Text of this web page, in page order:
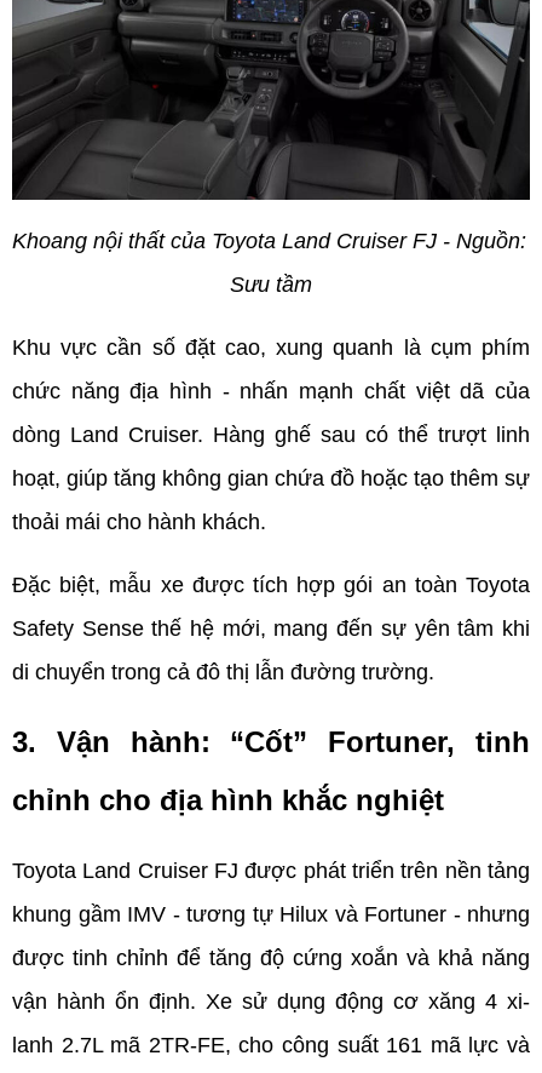
Khoang nội thất của Toyota Land Cruiser FJ - Nguồn:
Sưu tầm
Khu vực cần số đặt cao, xung quanh là cụm phím
chức năng địa hình - nhấn mạnh chất việt dã của
dòng Land Cruiser. Hàng ghế sau có thể trượt linh
hoạt, giúp tăng không gian chứa đồ hoặc tạo thêm sự
thoải mái cho hành khách.
Đặc biệt, mẫu xe được tích hợp gói an toàn Toyota
Safety Sense thế hệ mới, mang đến sự yên tâm khi
di chuyển trong cả đô thị lẫn đường trường.
3. Vận hành: “Cốt” Fortuner, tinh
chỉnh cho địa hình khắc nghiệt
Toyota Land Cruiser FJ được phát triển trên nền tảng
khung gầm IMV - tương tự Hilux và Fortuner - nhưng
được tinh chỉnh để tăng độ cứng xoắn và khả năng
vận hành ổn định. Xe sử dụng động cơ xăng 4 xi-
lanh 2.7L mã 2TR-FE, cho công suất 161 mã lực và